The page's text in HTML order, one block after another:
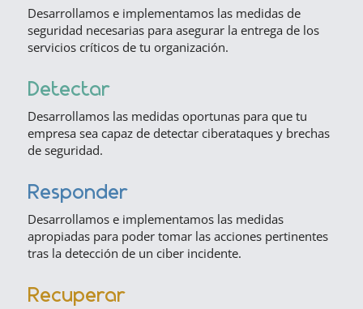
Desarrollamos e implementamos las medidas de
seguridad necesarias para asegurar la entrega de los
servicios críticos de tu organización.
Detectar
Desarrollamos las medidas oportunas para que tu
empresa sea capaz de detectar ciberataques y brechas
de seguridad.
Responder
Desarrollamos e implementamos las medidas
apropiadas para poder tomar las acciones pertinentes
tras la detección de un ciber incidente.
Recuperar